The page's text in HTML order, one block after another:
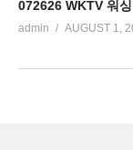
072626 WKTV 워
admin AUGUST 1,